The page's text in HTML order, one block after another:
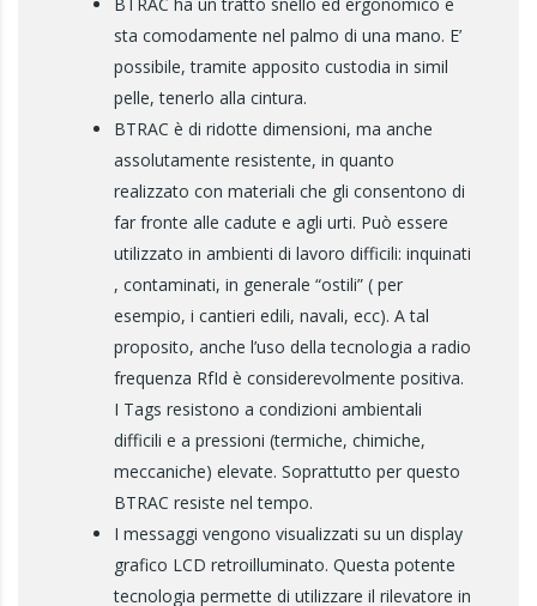
sta comodamente nel palmo di una mano. E’
possibile, tramite apposito custodia in simil
pelle, tenerlo alla cintura.
BTRAC è di ridotte dimensioni, ma anche
assolutamente resistente, in quanto
realizzato con materiali che gli consentono di
far fronte alle cadute e agli urti. Può essere
utilizzato in ambienti di lavoro difficili: inquinati
, contaminati, in generale “ostili” ( per
esempio, i cantieri edili, navali, ecc). A tal
proposito, anche l’uso della tecnologia a radio
frequenza RfId è considerevolmente positiva.
I Tags resistono a condizioni ambientali
difficili e a pressioni (termiche, chimiche,
meccaniche) elevate. Soprattutto per questo
BTRAC resiste nel tempo.
I messaggi vengono visualizzati su un display
grafico LCD retroilluminato. Questa potente
tecnologia permette di utilizzare il rilevatore in